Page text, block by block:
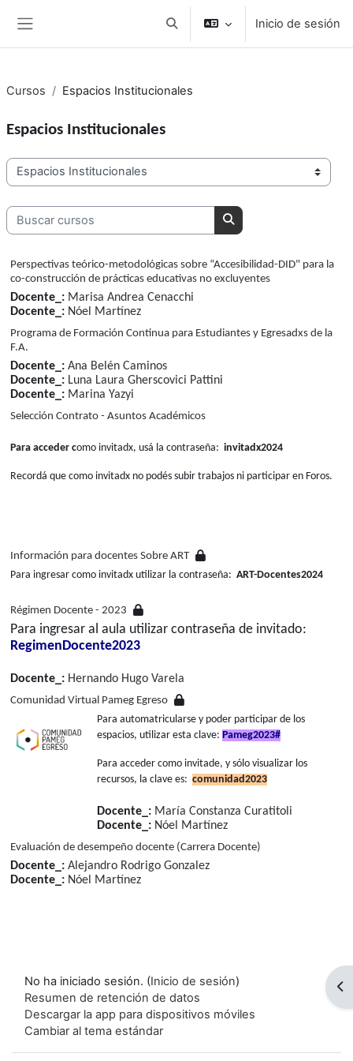
Conmutar entrada de búsqueda
Inicio de sesión
Cursos Espacios Institucionales
Espacios Institucionales
Categorías del curso
Buscar cursos
Buscar cursos
Perspectivas teórico-metodológicas sobre “Accesibilidad-DID" para la
co-construcción de prácticas educativas no excluyentes
Docente_: Marisa Andrea Cenacchi
Docente_: Nóel Martínez
Programa de Formación Continua para Estudiantes y Egresadxs de la
F.A.
Docente_: Ana Belén Caminos
Docente_: Luna Laura Gherscovici Pattini
Docente_: Marina Yazyi
Selección Contrato - Asuntos Académicos
Para acceder como invitadx, usá la contraseña: invitadx2024
Recordá que como invitadx no podés subir trabajos ni participar en Foros.
Información para docentes Sobre ART
Para ingresar como invitadx utilizar la contraseña: ART-Docentes2024
Régimen Docente - 2023
Para ingresar al aula utilizar contraseña de invitado:
RegimenDocente2023
Docente_: Hernando Hugo Varela
Comunidad Virtual Pameg Egreso
Para automatricularse y poder participar de los
espacios, utilizar esta clave: Pameg2023#
Para acceder como invitade, y sólo visualizar los
recursos, la clave es: comunidad2023
Docente_: María Constanza Curatitoli
Docente_: Nóel Martínez
Evaluación de desempeño docente (Carrera Docente)
Docente_: Alejandro Rodrigo Gonzalez
Docente_: Nóel Martínez
No ha iniciado sesión. (Inicio de sesión)
Resumen de retención de datos
Descargar la app para dispositivos móviles
Cambiar al tema estándar